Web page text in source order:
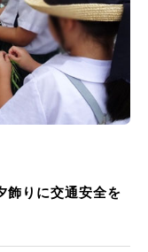
飾りに交通安全を